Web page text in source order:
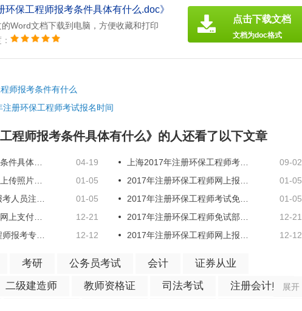
环保工程师报考条件具体有什么.doc》
Word文档下载到电脑，方便收藏和打印
点击下载文档
文档为doc格式
师报考条件有什么
注册环保工程师考试报名时间
程师报考条件具体有什么》的人还看了以下文章
04-19
09-02
01-05
01-05
01-05
01-05
12-21
12-21
12-12 12-12
考研 公务员考试 会计
证券从业
二级建造师 教师资格证 司法考试
注册会计师
展开